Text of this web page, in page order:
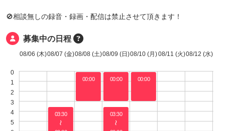
🚫相談無しの録音・録画・配信は禁止させて頂きます！
募集中の日程
03:30
〜
00:00 00:00
03:30
〜
00:00
08/06 (木)08/07 (金)08/08 (土)08/09 (日)08/10 (月)08/11 (火)08/12 (水)
0
1
2
3
4
5